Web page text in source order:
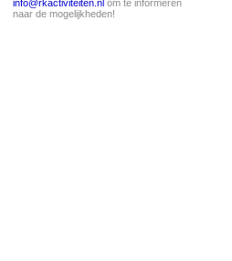
info@rkactiviteiten.nl om te informeren
naar de mogelijkheden!